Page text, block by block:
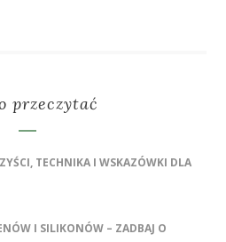
przeczytać
TECHNIKA I WSKAZÓWKI DLA
I SILIKONÓW – ZADBAJ O